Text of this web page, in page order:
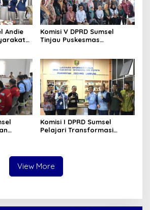
Andie
Komisi V DPRD Sumsel
Tinjau Puskesmas
dan Pelayanan Kesehatan
Komisi I DPRD Sumsel
Pelajari Transformasi
View More